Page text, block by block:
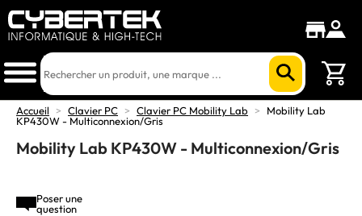
Accueil > Clavier PC > Clavier PC Mobility Lab >
Mobility Lab
KP430W - Multiconnexion/Gris
Mobility Lab KP430W - Multiconnexion/Gris
Poser une
question